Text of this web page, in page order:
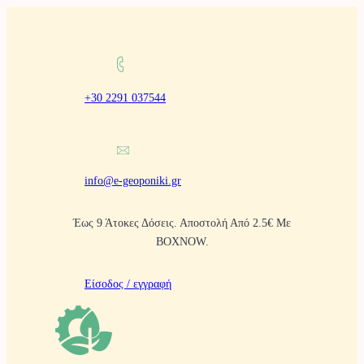
+30 2291 037544
info@e-geoponiki.gr
Έως 9 Άτοκες Δόσεις. Αποστολή Από 2.5€ Με
BOXNOW.
Είσοδος / εγγραφή